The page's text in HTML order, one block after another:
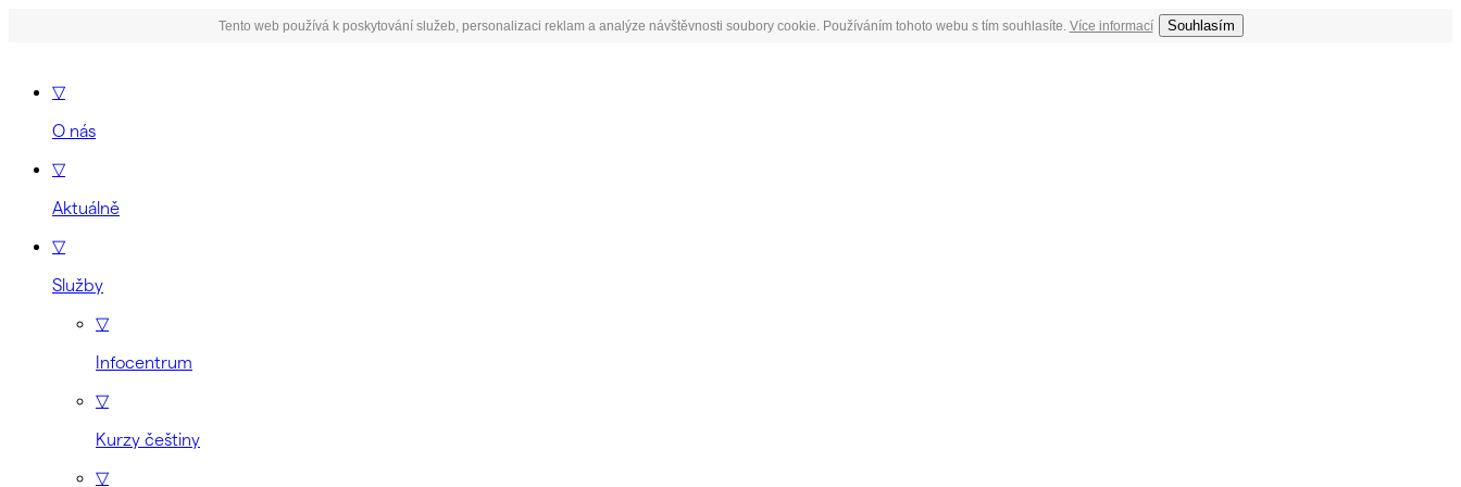
Tento web používá k poskytování služeb, personalizaci reklam a analýze návštěvnosti soubory cookie. Používáním tohoto webu s tím souhlasíte. Více informací Souhlasím
▽
O nás
▽
Aktuálně
▽
Služby
▽
Infocentrum
▽
Kurzy češtiny
▽